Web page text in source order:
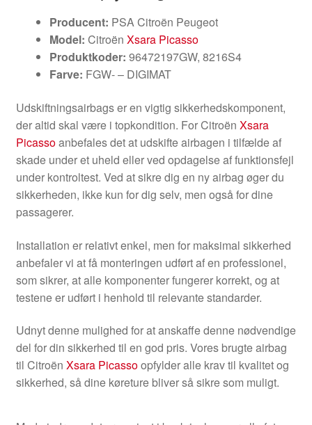
Producent: PSA Citroën Peugeot
Model: Citroën Xsara Picasso
Produktkoder: 96472197GW, 8216S4
Farve: FGW- – DIGIMAT
Udskiftningsairbags er en vigtig sikkerhedskomponent,
der altid skal være i topkondition. For Citroën Xsara
Picassoanbefales det at udskifte airbagen i tilfælde af
skade under et uheld eller ved opdagelse af funktionsfejl
under kontroltest. Ved at sikre dig en ny airbag øger du
sikkerheden, ikke kun for dig selv, men også for dine
passagerer.
Installation er relativt enkel, men for maksimal sikkerhed
anbefaler vi at få monteringen udført af en professionel,
som sikrer, at alle komponenter fungerer korrekt, og at
testene er udført i henhold til relevante standarder.
Udnyt denne mulighed for at anskaffe denne nødvendige
del for din sikkerhed til en god pris. Vores brugte airbag
til Citroën Xsara Picassoopfylder alle krav til kvalitet og
sikkerhed, så dine køreture bliver så sikre som muligt.